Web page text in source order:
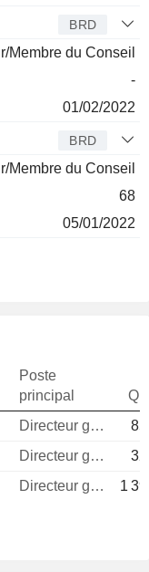
BRD
Membre du Conseil
-
01/02/2022
BRD
Membre du Conseil
68
05/01/2022
Poste
principal
Directeur general
Directeur general
Directeur general 1